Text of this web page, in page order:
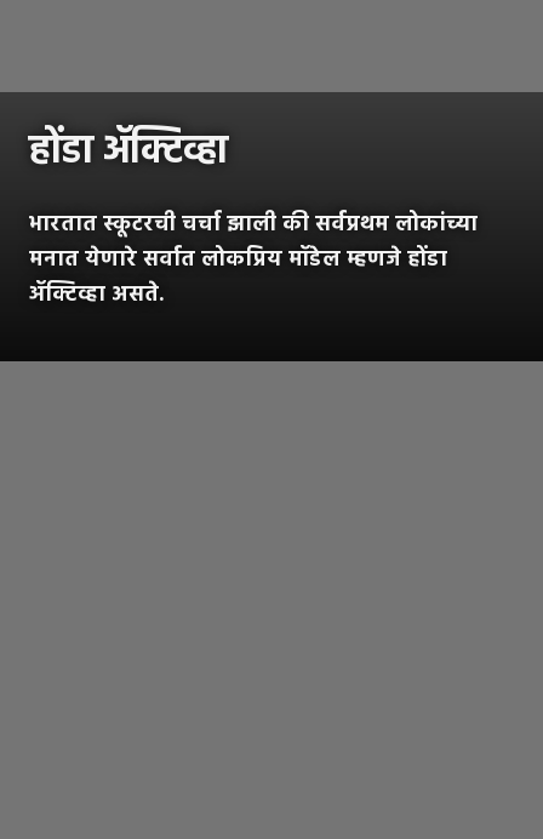
होंडा ॲक्टिव्हा
भारतात स्कूटरची चर्चा झाली की सर्वप्रथम लोकांच्या
मनात येणारे सर्वात लोकप्रिय मॉडेल म्हणजे होंडा
ॲक्टिव्हा असते.